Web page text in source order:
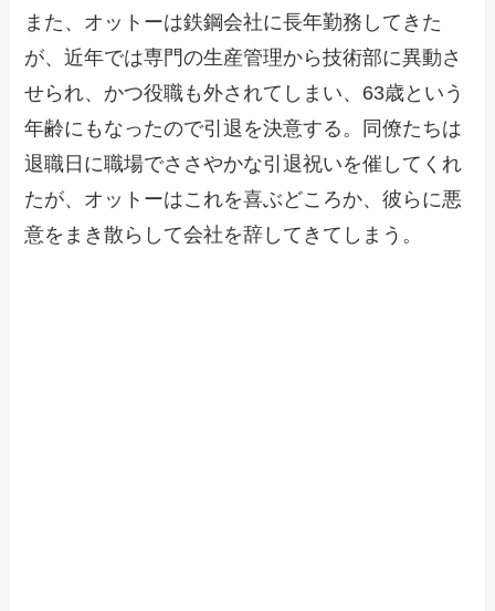
また、オットーは鉄鋼会社に長年勤務してきた
が、近年では専門の生産管理から技術部に異動さ
せられ、かつ役職も外されてしまい、63歳という
年齢にもなったので引退を決意する。同僚たちは
退職日に職場でささやかな引退祝いを催してくれ
たが、オットーはこれを喜ぶどころか、彼らに悪
意をまき散らして会社を辞してきてしまう。